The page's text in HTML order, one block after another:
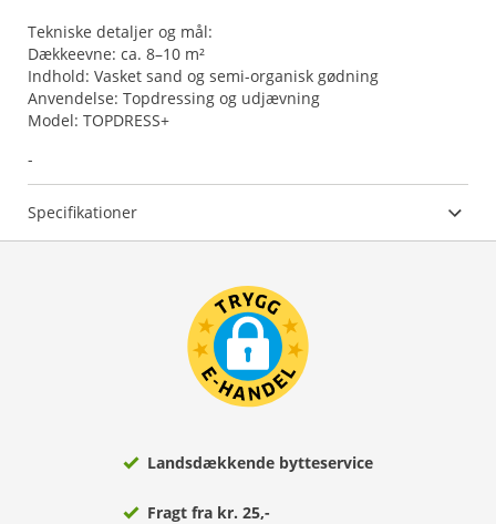
Tekniske detaljer og mål:
Dækkeevne: ca. 8–10 m²
Indhold: Vasket sand og semi-organisk gødning
Anvendelse: Topdressing og udjævning
Model: TOPDRESS+
-
Specifikationer
Landsdækkende bytteservice
Fragt fra kr. 25,-